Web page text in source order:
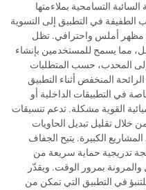
السائبة التسامحية بملاءمتها
الطفيفة في التطبيق إلى التسوية
مظهر أملس واحترافي. تظل
مما يسمح للمستخدمين بإنشاء
المحدب، حسب المتطلبات
المنخفض أثناء التطبيق
التطبيقات الداخلية أو
القوية مشكلة. تدعم تنسيقات
خلال تقليل تبديل الحاويات
الكبيرة. يتيح الجفاف
تدريجية حماية سريعة من
بمرور الوقت. ويقدّر
في التطبيق التي تمكن من